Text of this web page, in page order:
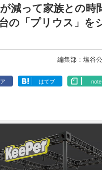
減って家族との時
の「プリウス」を
編集部：塩谷
はてブ note